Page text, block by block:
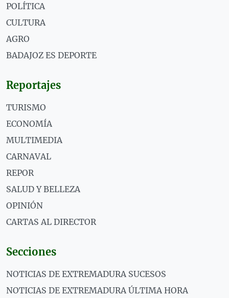
POLÍTICA
CULTURA
AGRO
BADAJOZ ES DEPORTE
Reportajes
TURISMO
ECONOMÍA
MULTIMEDIA
CARNAVAL
REPOR
SALUD Y BELLEZA
OPINIÓN
CARTAS AL DIRECTOR
Secciones
NOTICIAS DE EXTREMADURA SUCESOS
NOTICIAS DE EXTREMADURA ÚLTIMA HORA